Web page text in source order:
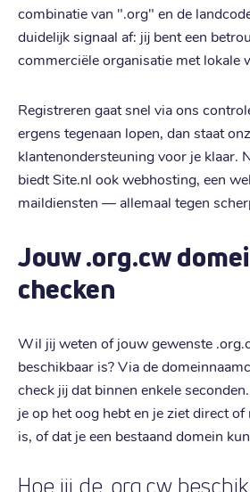
combinatie van ".org" en de
duidelijk signaal af: jij bent een
commerciële organisatie met lokale
Registreren gaat snel via ons
ergens tegenaan lopen, dan staat
klantenondersteuning voor je klaar.
biedt Site.nl ook webhosting, een
maildiensten — allemaal tegen
Jouw .org.cw
checken
Wil jij weten of jouw gewenste
beschikbaar is? Via de
check jij dat binnen enkele
je op het oog hebt en je ziet direct
is, of dat je een bestaand domein
Hoe jij de .org.cw